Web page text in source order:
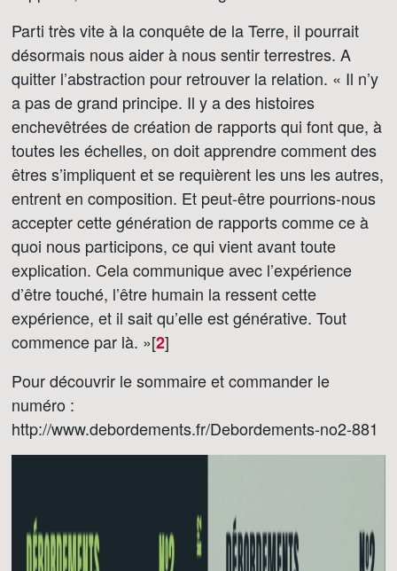
Parti très vite à la conquête de la Terre, il pourrait
désormais nous aider à nous sentir terrestres. A
quitter l’abstraction pour retrouver la relation. « Il n’y
a pas de grand principe. Il y a des histoires
enchevêtrées de création de rapports qui font que, à
toutes les échelles, on doit apprendre comment des
êtres s’impliquent et se requièrent les uns les autres,
entrent en composition. Et peut-être pourrions-nous
accepter cette génération de rapports comme ce à
quoi nous participons, ce qui vient avant toute
explication. Cela communique avec l’expérience
d’être touché, l’être humain la ressent cette
expérience, et il sait qu’elle est générative. Tout
commence par là. »[2]
Pour découvrir le sommaire et commander le
numéro :
http://www.debordements.fr/Debordements-no2-881